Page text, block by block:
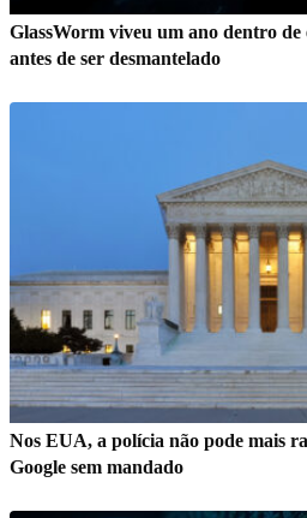
GlassWorm viveu um ano dentro de
antes de ser desmantelado
Nos EUA, a polícia não pode mais
Google sem mandado